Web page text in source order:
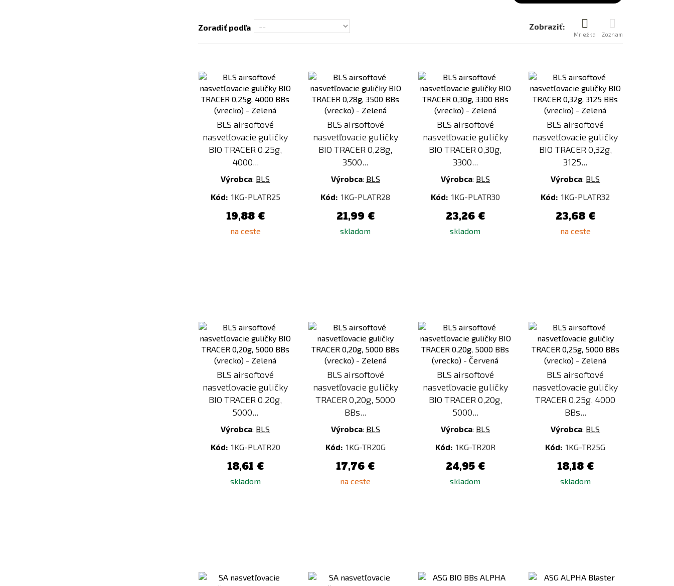
Zobraziť:
Mriežka Zoznam
Zoradiť podľa
BLS airsoftové
nasvetľovacie guličky
BIO TRACER 0,25g,
4000...
Výrobca: BLS
Kód: 1KG-PLATR25
19,88 €
na ceste
porovnaniu
BLS airsoftové
nasvetľovacie guličky
BIO TRACER 0,28g,
3500...
Výrobca: BLS
Kód: 1KG-PLATR28
21,99 €
skladom
porovnaniu
BLS airsoftové
nasvetľovacie guličky
BIO TRACER 0,30g,
3300...
Výrobca: BLS
Kód: 1KG-PLATR30
23,26 €
skladom
porovnaniu
BLS airsoftové
nasvetľovacie guličky
BIO TRACER 0,32g,
3125...
Výrobca: BLS
Kód: 1KG-PLATR32
23,68 €
na ceste
porovnaniu
BLS airsoftové
nasvetľovacie guličky
BIO TRACER 0,20g,
5000...
Výrobca: BLS
Kód: 1KG-PLATR20
18,61 €
skladom
porovnaniu
BLS airsoftové
nasvetľovacie guličky
TRACER 0,20g, 5000
BBs...
Výrobca: BLS
Kód: 1KG-TR20G
17,76 €
na ceste
porovnaniu
BLS airsoftové
nasvetľovacie guličky
BIO TRACER 0,20g,
5000...
Výrobca: BLS
Kód: 1KG-TR20R
24,95 €
skladom
porovnaniu
BLS airsoftové
nasvetľovacie guličky
TRACER 0,25g, 4000
BBs...
Výrobca: BLS
Kód: 1KG-TR25G
18,18 €
skladom